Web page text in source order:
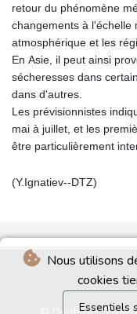
Nous utilisons
cookies
Essentiels
retour du phénomène
changements à l'échelle
atmosphérique et les
En Asie, il peut ainsi
sécheresses dans
dans d'autres.
Les prévisionnistes
mai à juillet, et les
être particulièrement
(Y.Ignatiev--DTZ)